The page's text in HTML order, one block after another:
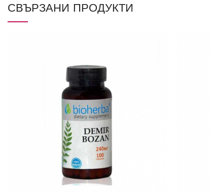
СВЪРЗАНИ ПРОДУКТИ